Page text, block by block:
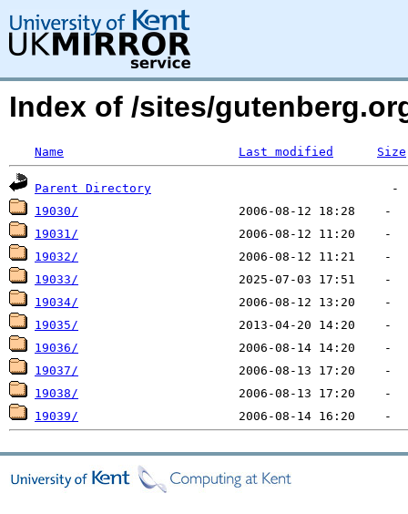
Index of /sites/
Name Last modified Size
Parent Directory
19030/
19031/
19032/
19033/
19034/
19035/
19036/
19037/
19038/
19039/